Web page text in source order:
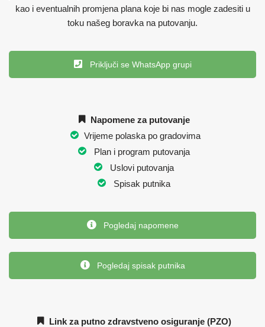
kao i eventualnih promjena plana koje bi nas mogle zadesiti u
toku našeg boravka na putovanju.
Priključi se WhatsApp grupi
Napomene za putovanje
Vrijeme polaska po gradovima
Plan i program putovanja
Uslovi putovanja
Spisak putnika
Pogledaj napomene
Pogledaj spisak putnika
Link za putno zdravstveno osiguranje (PZO)